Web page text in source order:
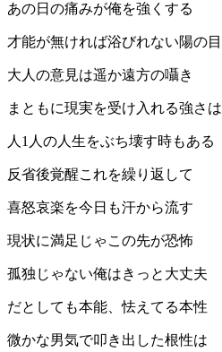
あの日の痛みが俺を強くする
才能が無ければ浴びれない陽の目
大人の意見は遥か遠方の囁き
まともに現実を受け入れる強さは
人1人の人生をぶち壊す時もある
反省後覚醒これを繰り返して
喜怒哀楽を今日も汗から流す
現状に満足じゃこの先が恐怖
孤独じゃない俺はきっと大丈夫
だとしても本能、怯えてる本性
微かな男気で叩き出した根性は